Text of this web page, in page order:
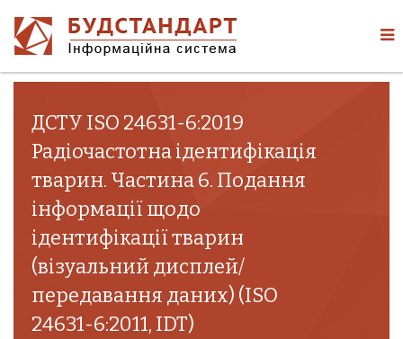
ДСТУ ISO 24631-6:2019
Радіочастотна ідентифікація
тварин. Частина 6. Подання
інформації щодо
ідентифікації тварин
(візуальний дисплей/
передавання даних) (ISO
24631-6:2011, IDT)